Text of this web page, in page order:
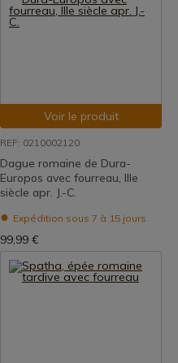
Voir le produit
REF: 0210002120
Dague romaine de Dura-
Europos avec fourreau, IIIe
siècle apr. J.-C.
Expédition sous 7 à 15 jours
99,99 €